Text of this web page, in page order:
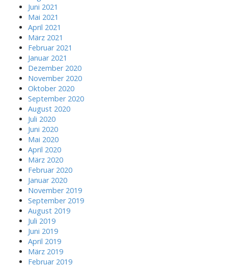
Juni 2021
Mai 2021
April 2021
März 2021
Februar 2021
Januar 2021
Dezember 2020
November 2020
Oktober 2020
September 2020
August 2020
Juli 2020
Juni 2020
Mai 2020
April 2020
März 2020
Februar 2020
Januar 2020
November 2019
September 2019
August 2019
Juli 2019
Juni 2019
April 2019
März 2019
Februar 2019